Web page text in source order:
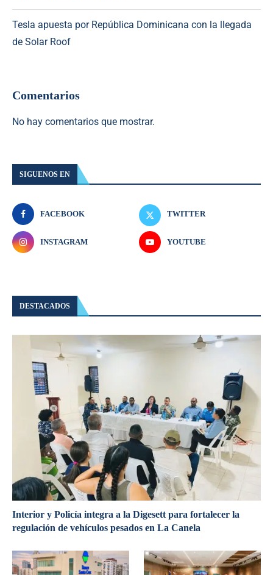
Tesla apuesta por República Dominicana con la llegada
de Solar Roof
Comentarios
No hay comentarios que mostrar.
SIGUENOS EN
FACEBOOK TWITTER
INSTAGRAM YOUTUBE
DESTACADOS
Interior y Policía integra a la Digesett para fortalecer la
regulación de vehículos pesados en La Canela